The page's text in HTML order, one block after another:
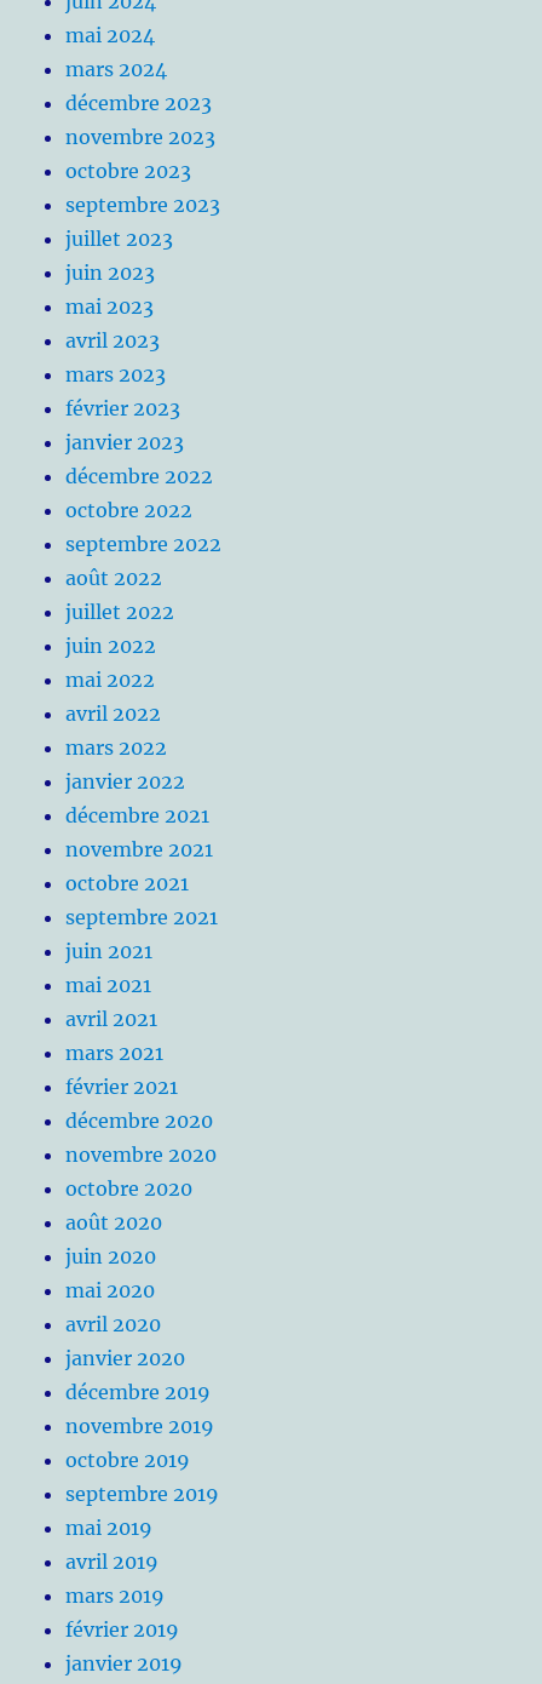
mai 2024
mars 2024
décembre 2023
novembre 2023
octobre 2023
septembre 2023
juillet 2023
juin 2023
mai 2023
avril 2023
mars 2023
février 2023
janvier 2023
décembre 2022
octobre 2022
septembre 2022
août 2022
juillet 2022
juin 2022
mai 2022
avril 2022
mars 2022
janvier 2022
décembre 2021
novembre 2021
octobre 2021
septembre 2021
juin 2021
mai 2021
avril 2021
mars 2021
février 2021
décembre 2020
novembre 2020
octobre 2020
août 2020
juin 2020
mai 2020
avril 2020
janvier 2020
décembre 2019
novembre 2019
octobre 2019
septembre 2019
mai 2019
avril 2019
mars 2019
février 2019
janvier 2019